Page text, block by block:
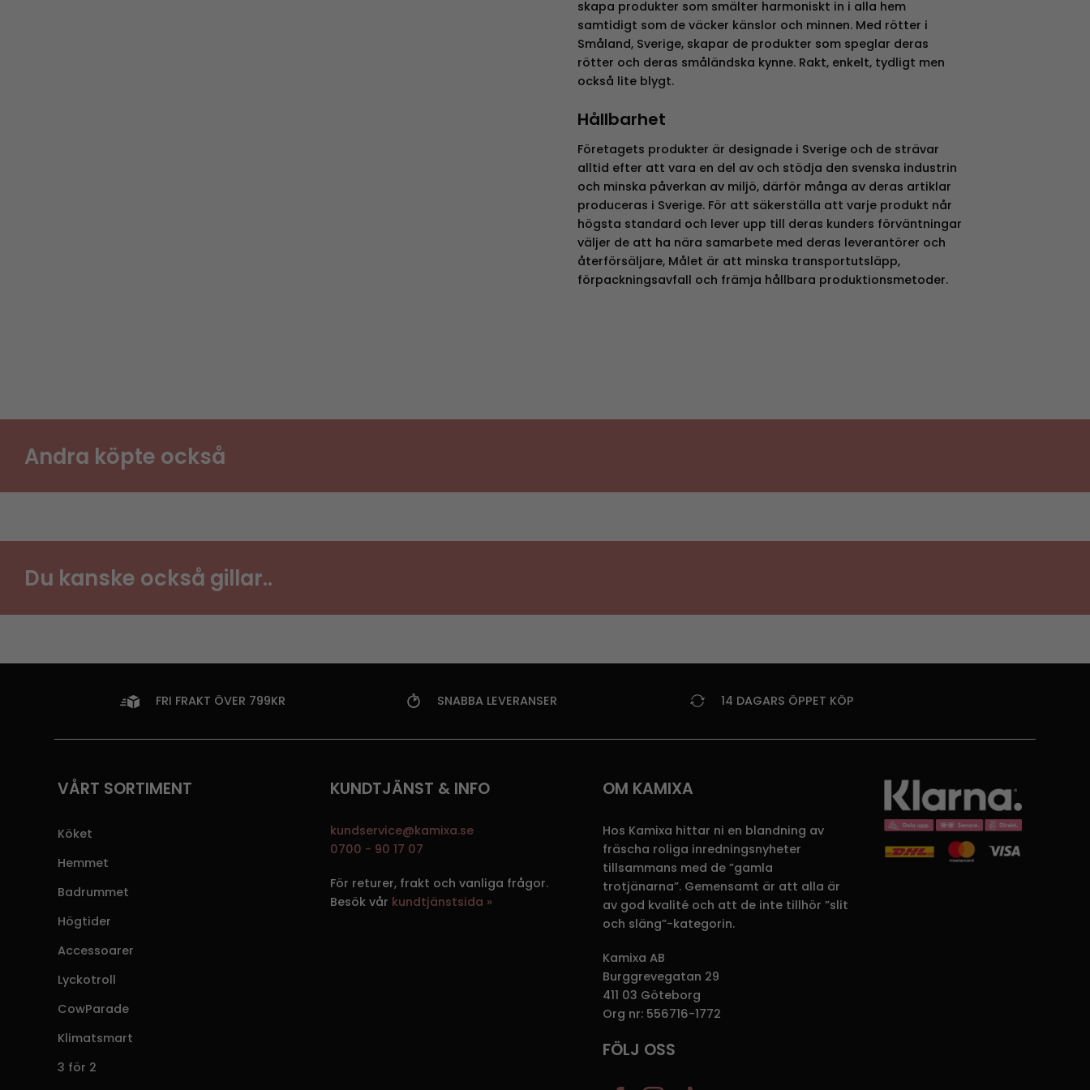
skapa produkter som smälter harmoniskt in i alla hem
samtidigt som de väcker känslor och minnen. Med rötter i
Småland, Sverige, skapar de produkter som speglar deras
rötter och deras småländska kynne. Rakt, enkelt, tydligt men
också lite blygt.
Hållbarhet
Företagets produkter är designade i Sverige och de strävar
alltid efter att vara en del av och stödja den svenska industrin
och minska påverkan av miljö, därför många av deras artiklar
produceras i Sverige. För att säkerställa att varje produkt når
högsta standard och lever upp till deras kunders förväntningar
väljer de att ha nära samarbete med deras leverantörer och
återförsäljare, Målet är att minska transportutsläpp,
förpackningsavfall och främja hållbara produktionsmetoder.
Andra köpte också
Du kanske också gillar..
FRI FRAKT ÖVER 799KR SNABBA LEVERANSER 14 DAGARS ÖPPET KÖP
VÅRT SORTIMENT
Köket
Hemmet
Badrummet
Högtider
Accessoarer
Lyckotroll
CowParade
Klimatsmart
3 för 2
KUNDTJÄNST & INFO
kundservice@kamixa.se
0700 - 90 17 07
För returer, frakt och vanliga frågor.
Besök vår kundtjänstsida »
OM KAMIXA
Hos Kamixa hittar ni en blandning av
fräscha roliga inredningsnyheter
tillsammans med de ”gamla
trotjänarna”. Gemensamt är att alla är
av god kvalité och att de inte tillhör ”slit
och släng”-kategorin.
Kamixa AB
Burggrevegatan 29
411 03 Göteborg
Org nr: 556716-1772
FÖLJ OSS